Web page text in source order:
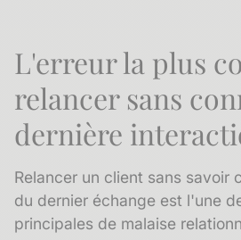
L'erreur la plus
relancer sans
dernière
Relancer un client sans savoir
du dernier échange est l'une
principales de malaise